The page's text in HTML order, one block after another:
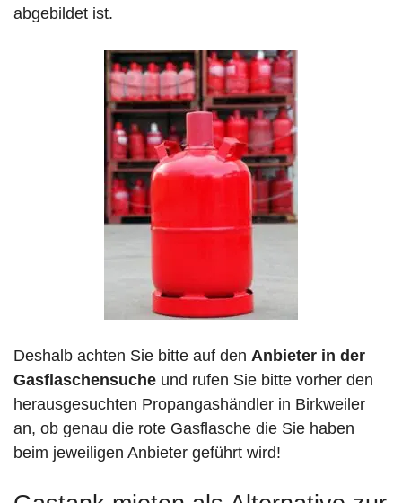
abgebildet ist.
Deshalb achten Sie bitte auf den Anbieter in der
Gasflaschensuche und rufen Sie bitte vorher den
herausgesuchten Propangashändler in Birkweiler
an, ob genau die rote Gasflasche die Sie haben
beim jeweiligen Anbieter geführt wird!